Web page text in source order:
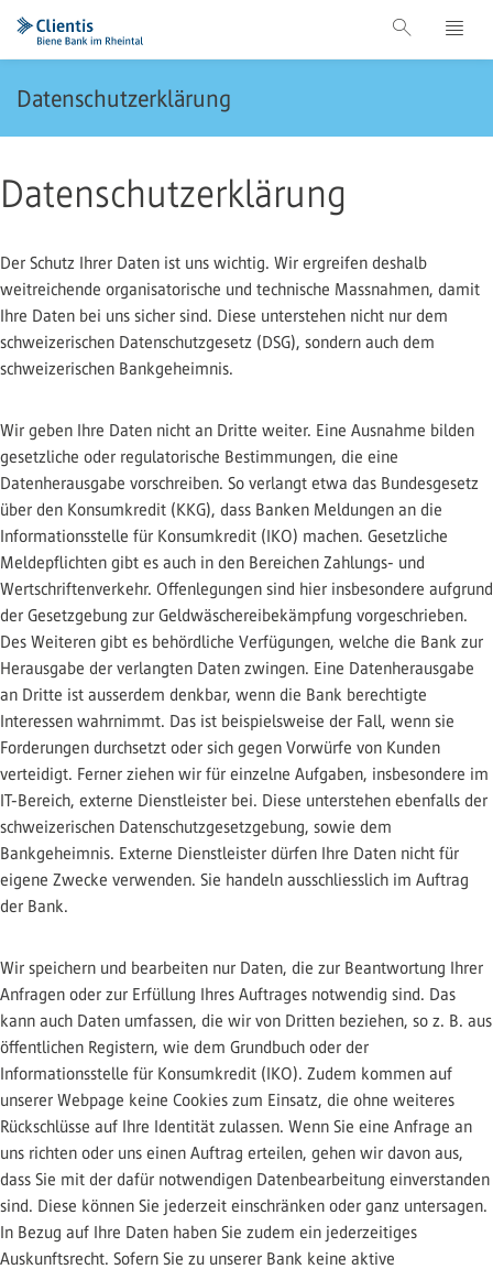
Datenschutzerklärung
Datenschutzerklärung
Der Schutz Ihrer Daten ist uns wichtig. Wir ergreifen deshalb
weitreichende organisatorische und technische Massnahmen, damit
Ihre Daten bei uns sicher sind. Diese unterstehen nicht nur dem
schweizerischen Datenschutzgesetz (DSG), sondern auch dem
schweizerischen Bankgeheimnis.
Wir geben Ihre Daten nicht an Dritte weiter. Eine Ausnahme bilden
gesetzliche oder regulatorische Bestimmungen, die eine
Datenherausgabe vorschreiben. So verlangt etwa das Bundesgesetz
über den Konsumkredit (KKG), dass Banken Meldungen an die
Informationsstelle für Konsumkredit (IKO) machen. Gesetzliche
Meldepflichten gibt es auch in den Bereichen Zahlungs- und
Wertschriftenverkehr. Offenlegungen sind hier insbesondere aufgrund
der Gesetzgebung zur Geldwäschereibekämpfung vorgeschrieben.
Des Weiteren gibt es behördliche Verfügungen, welche die Bank zur
Herausgabe der verlangten Daten zwingen. Eine Datenherausgabe
an Dritte ist ausserdem denkbar, wenn die Bank berechtigte
Interessen wahrnimmt. Das ist beispielsweise der Fall, wenn sie
Forderungen durchsetzt oder sich gegen Vorwürfe von Kunden
verteidigt. Ferner ziehen wir für einzelne Aufgaben, insbesondere im
IT-Bereich, externe Dienstleister bei. Diese unterstehen ebenfalls der
schweizerischen Datenschutzgesetzgebung, sowie dem
Bankgeheimnis. Externe Dienstleister dürfen Ihre Daten nicht für
eigene Zwecke verwenden. Sie handeln ausschliesslich im Auftrag
der Bank.
Wir speichern und bearbeiten nur Daten, die zur Beantwortung Ihrer
Anfragen oder zur Erfüllung Ihres Auftrages notwendig sind. Das
kann auch Daten umfassen, die wir von Dritten beziehen, so z. B. aus
öffentlichen Registern, wie dem Grundbuch oder der
Informationsstelle für Konsumkredit (IKO). Zudem kommen auf
unserer Webpage keine Cookies zum Einsatz, die ohne weiteres
Rückschlüsse auf Ihre Identität zulassen. Wenn Sie eine Anfrage an
uns richten oder uns einen Auftrag erteilen, gehen wir davon aus,
dass Sie mit der dafür notwendigen Datenbearbeitung einverstanden
sind. Diese können Sie jederzeit einschränken oder ganz untersagen.
In Bezug auf Ihre Daten haben Sie zudem ein jederzeitiges
Auskunftsrecht. Sofern Sie zu unserer Bank keine aktive